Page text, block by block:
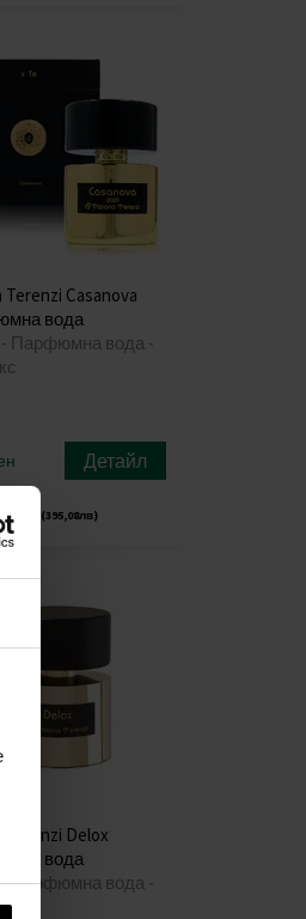
Terenzi Casanova
вода
- Парфюмна вода -
Детайл
(395,08лв)
Terenzi Delox
вода
- Парфюмна вода -